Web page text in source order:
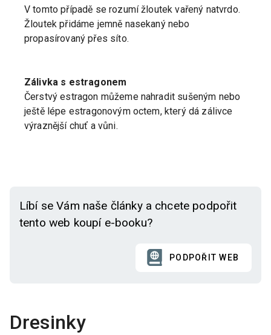
V tomto případě se rozumí žloutek vařený natvrdo.
Žloutek přidáme jemně nasekaný nebo
propasírovaný přes síto.
Zálivka s estragonem
Čerstvý estragon můžeme nahradit sušeným nebo
ještě lépe estragonovým octem, který dá zálivce
výraznější chuť a vůni.
Líbí se Vám naše články a chcete podpořit
tento web koupí e-booku?
PODPOŘIT WEB
Dresinky